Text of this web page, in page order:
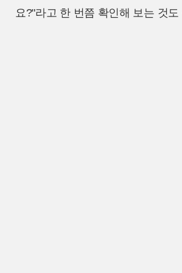
요?"라고 한 번쯤 확인해 보는 것